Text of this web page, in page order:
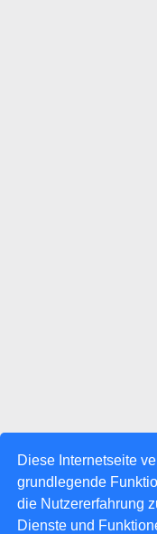
Diese Internetseite
grundlegende
die Nutzererfahrung
Dienste und